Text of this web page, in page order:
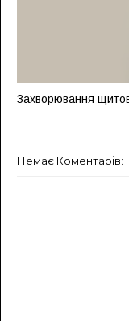
Захворювання
Немає Коментарів: